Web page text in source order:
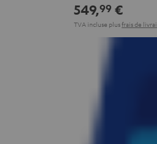
549,99 €
TVA incluse plusfrais de